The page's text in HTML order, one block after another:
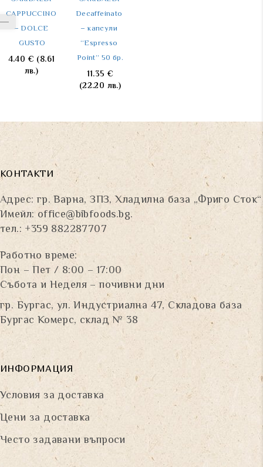
CAPPUCCINO
– DOLCE
GUSTO
4.40 € (8.61
лв.)
Decaffeinato
– капсули
“Espresso
Point” 50 бр.
11.35 €
(22.20 лв.)
КОНТАКТИ
Адрес: гр. Варна, ЗПЗ, Хладилна база „Фриго Сток“
Имейл: office@bibfoods.bg.
тел.: +359 882287707
Работно време:
Пон – Пет / 8:00 – 17:00
Събота и Неделя – почивни дни
гр. Бургас, ул. Индустриална 47, Складова база
Бургас Комерс, склад № 38
ИНФОРМАЦИЯ
Условия за доставка
Цени за доставка
Често задавани въпроси